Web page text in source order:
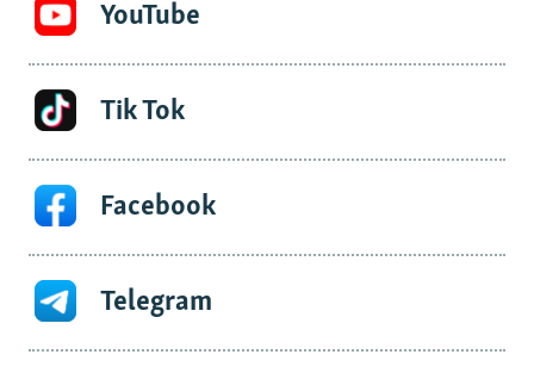
YouTube
Tik Tok
Facebook
Telegram